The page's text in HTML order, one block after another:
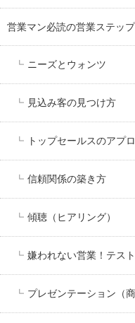
営業マン必読の営業ステップ
ニーズとウォンツ
見込み客の見つけ方
トップセールスのアプ
信頼関係の築き方
傾聴（ヒアリング）
嫌われない営業！テス
プレゼンテーション（商